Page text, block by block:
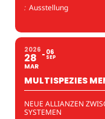
: Ausstellung
2026
28
MAR
06
SEP
MULTISPEZIES
NEUE ALLIANZEN
SYSTEMEN